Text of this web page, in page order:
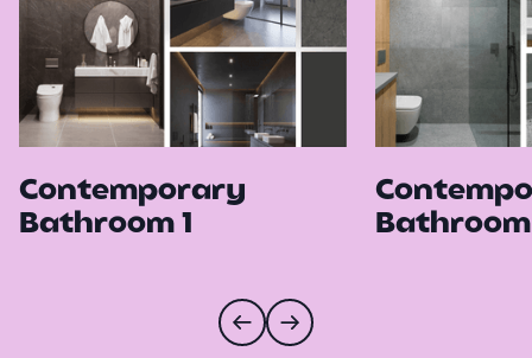
Contemporary
Bathroom 1